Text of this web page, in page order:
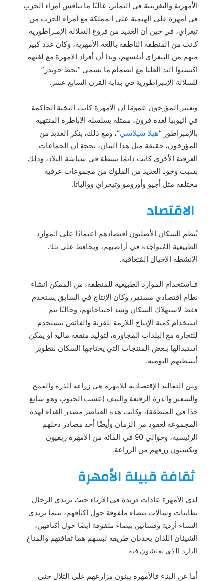
الأمهرية والتغرينية في التمايز، غالبًا ما تنافس أمراء الحرب
في أمهرة على الهيمنة على المملكة مع أمراء الحرب من
تيغراي، في حين أن العديد من فروع السلالة الإمبراطورية
كانت من المنطقة الناطقة باللغة الأمهرية، وكان عدد كبير
منهم من التيغراي أنفسهم، وبدا أن أفراد الامهرة مع لغتهم
اكتسبوا اليد العليا مع انضمام ما يسمى “بخط جوندر”
للسلالة الإمبراطورية في بداية القرن السابع عشر.
ويعتبر المؤرخون عمومًا أن الأمهرة كانت النخبة الحاكمة
في إثيوبيا لعدة قرون، ممثلة بسلسلة الأباطرة المنتهية
بالإمبراطور “هيلا سيلاسي“، ومع ذلك، ينكر العديد من
المؤرخون، حقيقة مثل هذا البيان، بحجة أن الجماعات
العرقية الأخرى كانت دائمًا نشطة في سياسة البلاد، وذلك
بسبب وجود العديد من الملوك من مجموعات عرقية
مختلفة مثل أجيو وأورومو وتيجراي ووالياتا.
الاقتصاد
يُنظم السكان الأصليون اقتصادهم اعتمادًا على الموارد
الطبيعية المُتواجده في أراضيهم، ويحافظ على تلك
الأنشطة الأجيال المُتعاقبة.
فباستخدام الموارد الطبيعية للمنطقة، من الممكن إنشاء
نظام اقتصادي مستقر، وكان الإنتاج في السابق يستخدم
فقط لاستهلاك السكان وسد احتياجاتهم، وحاليًا يتم
استخدام كمية الإنتاج اللازمة للقرية والفائض يتستخدم
للتجارة مع البلدات المجاورة، لتوليد منفعة مالية أو يمكن
استبدالها ببعض المنتجات التي يحتاجها السكان لتطوير
أنشطتهم اليومية.
ومن التقاليد الإقتصادية للأمهرة هي زراعة الذرة والقمح
والشعير والذرة الرفيعة والتيف (عشب الحبوب وهو شائع
جدًا في المنطقة)، وكانت هذه العناصر مصدر الغذاء لهذه
المجموعة لعقود من الزمان وأيضًا أحد مصادر دخلهم
الرئيسية، وحوالي 90 في المائة من الأمهرة ريفيون
ويكسبون رزقهم من الزراعة.
ثقافة قبيلة الأمهرة
لدى الأمهرة عادات فريدة في الأزياء حيث يرتدي الرجال
بطانيات وشالات بيضاء ملفوفة حول أكتافهم، بينما ترتدي
النساء أردية وفساتين بيضاء ملفوفة أيضًا حول أكتافهن،
الشيئان اللذان يحددان طريقة لبسهم هما ثقافتهم والمناخ
البارد الذي يعيشون فيه.
أما عن البناء فالأمهرة يبنون مزارعهم على التلال حنى